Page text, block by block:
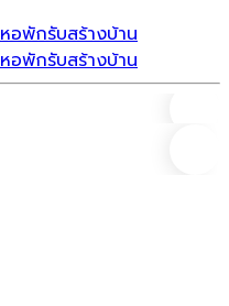
อพักรับสร้างบ้าน
อพักรับสร้างบ้าน